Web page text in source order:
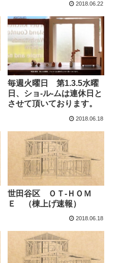
2018.06.22
毎週火曜日 第1.3.5水曜
日、ショ-ル-ムは連休日と
させて頂いております。
2018.06.18
世田谷区 ＯＴ-ＨＯＭ
Ｅ （棟上げ速報）
2018.06.18